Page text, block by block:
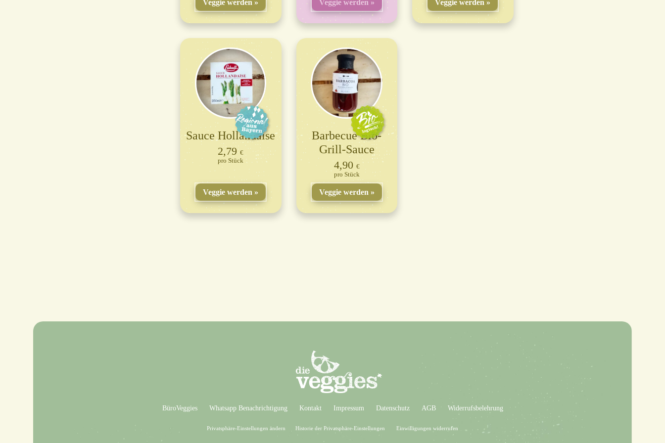
Veggie werden Veggie werden Veggie werden
Sauce Hollandaise
2,79€
Stück
Veggie werden
Barbecue Bio-
Grill-Sauce
4,90 €
Stück
Veggie werden
BüroVeggies Whatsapp Benachrichtigung Kontakt Impressum Datenschutz AGB Widerrufsbelehrung
Privatsphäre-Einstellungen ändern Historie der Privatsphäre-Einstellungen Einwilligungen widerrufen